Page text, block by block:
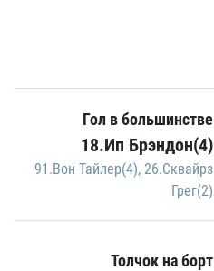
Гол в большинстве
18.Ип Брэндон(4)
91.Вон Тайлер(4), 26.Сквайрз
Грег(2)
Толчок на борт